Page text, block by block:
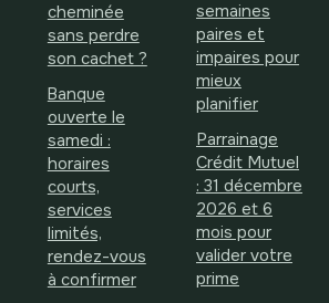
cheminée
sans perdre
son cachet ?
Banque
ouverte le
samedi :
horaires
courts,
services
limités,
rendez-vous
à confirmer
semaines
paires et
impaires pour
mieux
planifier
Parrainage
Crédit Mutuel
: 31 décembre
2026 et 6
mois pour
valider votre
prime